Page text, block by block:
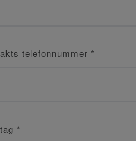
telefonnummer *
*